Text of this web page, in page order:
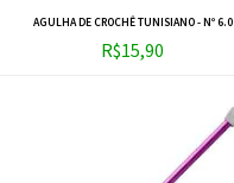
AGULHA DE CROCHÊ TUNISIANO - Nº 6.0
R$15,90